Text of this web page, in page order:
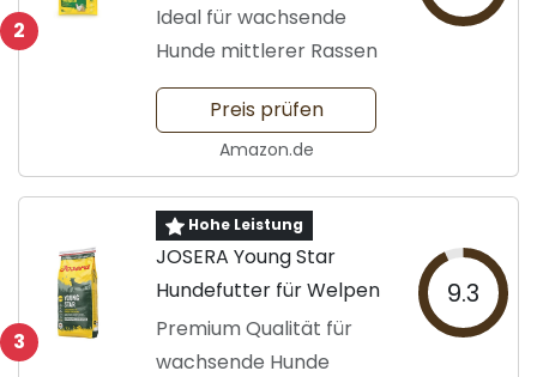
2
Ideal für wachsende
Hunde mittlerer Rassen
Preis prüfen
Amazon.de
3
Hohe Leistung
JOSERA Young Star
Hundefutter für Welpen
Premium Qualität für
wachsende Hunde
9.3